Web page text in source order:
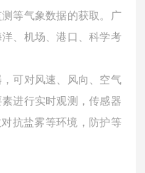
等气象数据的获取。广
、机场、港口、科学考
可对风速、风向、空气
进行实时观测，传感器
抗盐雾等环境，防护等